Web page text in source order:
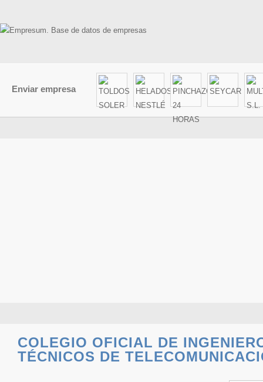
Enviar empresa
COLEGIO OFICIAL DE
TÉCNICOS DE